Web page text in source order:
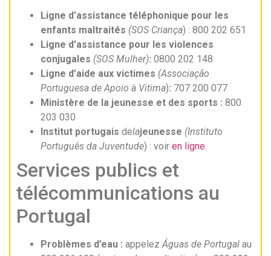
Ligne d’assistance téléphonique pour les
enfants maltraités (SOS Criança) : 800 202 651
Ligne d’assistance pour les violences
conjugales (SOS Mulher): 0800 202 148
Ligne d’aide aux victimes (Associação
Portuguesa de Apoio à Vitima): 707 200 077
Ministère de la jeunesse et des sports : 800
203 030
Institut portugais delajeunesse (Instituto
Português da Juventude) : voir en ligne.
Services publics et
télécommunications au
Portugal
Problèmes d’eau : appelezÁguas de Portugal au